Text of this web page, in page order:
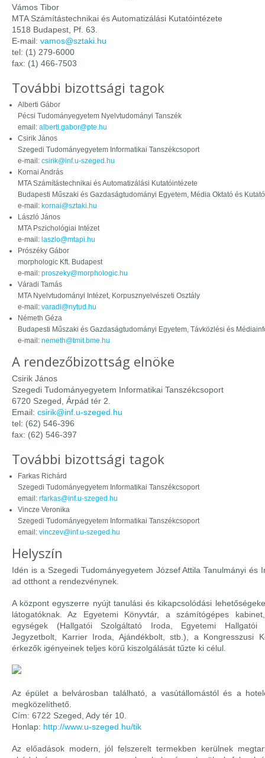
Vámos Tibor
MTA Számítástechnikai és Automatizálási Kutatóintézete
1518 Budapest, Pf. 63.
E-mail: vamos@sztaki.hu
tel: (1) 279-6000
fax: (1) 466-7503
További bizottsági tagok
Alberti Gábor
Pécsi Tudományegyetem Nyelvtudományi Tanszék
email: alberti.gabor@pte.hu
Csirik János
Szegedi Tudományegyetem Informatikai Tanszékcsoport
e-mail: csirik@inf.u-szeged.hu
Kornai András
MTA Számítástechnikai és Automatizálási Kutatóintézete
Budapesti Műszaki és Gazdaságtudományi Egyetem, Média Oktató és
e-mail: kornai@sztaki.hu
László János
MTA Pszichológiai Intézet
e-mail: laszlo@mtapi.hu
Prószéky Gábor
morphologic Kft. Budapest
e-mail: proszeky@morphologic.hu
Váradi Tamás
MTA Nyelvtudományi Intézet, Korpusznyelvészeti Osztály
e-mail: varadi@nytud.hu
Németh Géza
Budapesti Műszaki és Gazdaságtudományi Egyetem, Távközlési és
e-mail: nemeth@tmit.bme.hu
A rendezőbizottság elnöke
Csirik János
Szegedi Tudományegyetem Informatikai Tanszékcsoport
6720 Szeged, Árpád tér 2.
Email: csirik@inf.u-szeged.hu
tel: (62) 546-396
fax: (62) 546-397
További bizottsági tagok
Farkas Richárd
Szegedi Tudományegyetem Informatikai Tanszékcsoport
email: rfarkas@inf.u-szeged.hu
Vincze Veronika
Szegedi Tudományegyetem Informatikai Tanszékcsoport
email: vinczev@inf.u-szeged.hu
Helyszín
Idén is a Szegedi Tudományegyetem József Attila Tanulmányi és
ad otthont a rendezvénynek.
A központ egyszerre nyújt tanulási és kikapcsolódási
látogatóknak. Az Egyetemi Könyvtár, a számítógépes
egységek (Hallgatói Szolgáltató Iroda, Egyetemi Hallgatói
Jegyzetbolt, Karrier Iroda, Ajándékbolt, stb.), a Kongresszusi
érkezők igényeinek teljes körű kiszolgálását tűzte ki célul.
Az épület a belvárosban található, a vasútállomástól és a
megközelíthető.
Cím: 6722 Szeged, Ady tér 10.
Honlap: http://www.u-szeged.hu/tik
Az előadások modern, jól felszerelt termekben kerülnek